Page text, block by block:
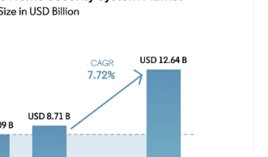
Image © Mordor Intelligence. La réutilisation